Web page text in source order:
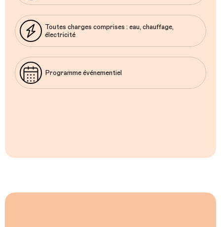
Toutes charges comprises : eau, chauffage,
électricité
Programme événementiel